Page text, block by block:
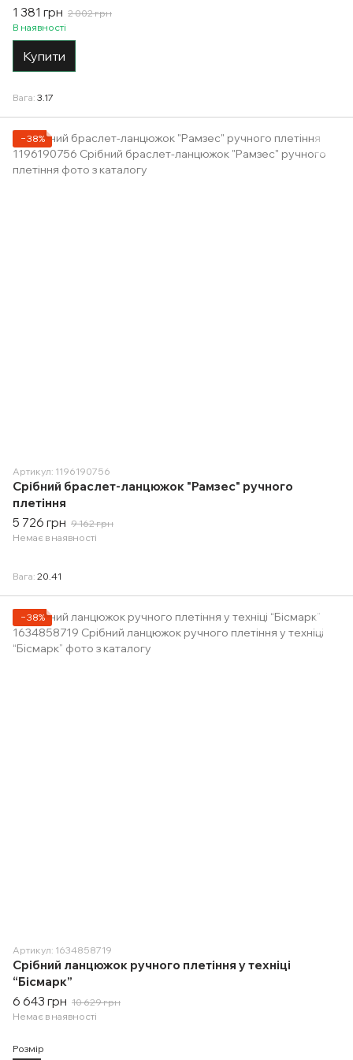
1 381 грн 2 002 грн
В наявності
Купити
Вага 3.17
−38%
Артикул: 1196190756
Срібний браслет-ланцюжок "Рамзес" ручного
плетіння
5 726 грн 9 162 грн
Немає в наявності
Вага 20.41
−38%
Артикул: 1634858719
Срібний ланцюжок ручного плетіння у техніці
“Бісмарк”
6 643 грн 10 629 грн
Немає в наявності
Розмір